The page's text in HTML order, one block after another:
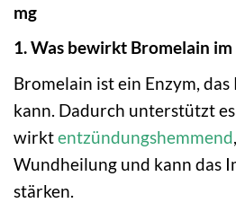
mg
1. Was bewirkt Bromelain
Bromelain ist ein Enzym,
kann. Dadurch unterstützt
wirktentzündungshemmend
Wundheilung und kann das
stärken.